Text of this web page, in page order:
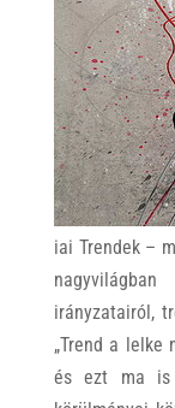
iai Trendek –
irányzatairól,
„Trend a lelke
és ezt ma is